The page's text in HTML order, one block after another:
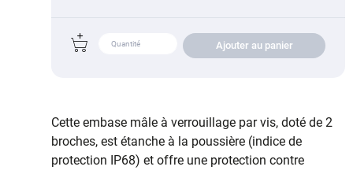
Ajouter au panier
Cette embase mâle à verrouillage par vis, doté de 2
broches, est étanche à la poussière (indice de
protection IP68) et offre une protection contre